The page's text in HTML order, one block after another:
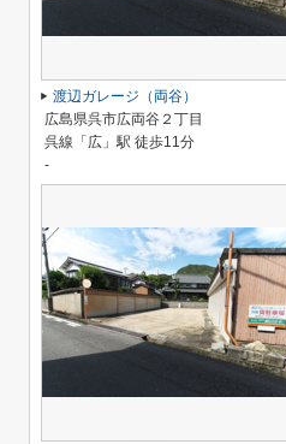
渡辺ガレージ（両谷）
広島県呉市広両谷２丁目
呉線「広」駅 徒歩11分
-